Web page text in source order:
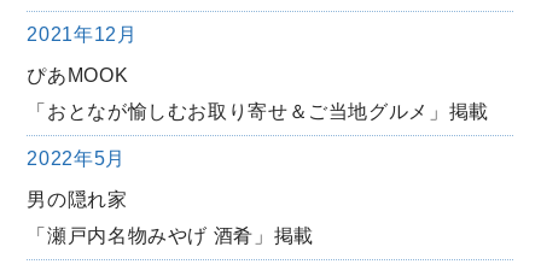
2021年12月
ぴあMOOK
「おとなが愉しむお取り寄せ＆ご当地グルメ」掲載
2022年5月
男の隠れ家
「瀬戸内名物みやげ 酒肴」掲載